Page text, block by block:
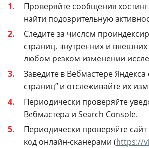
Проверяйте сообщения
найти подозрительную
Следите за числом
страниц, внутренних и
любом резком изменении
Заведите в Вебмастере
страниц” и отслеживайте их
Периодически проверяйте
Вебмастера и Search Console.
Периодически проверяйте
код онлайн-сканерами (https://